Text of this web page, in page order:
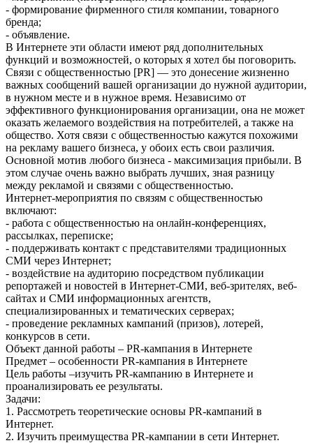
- формирование фирменного стиля компании, товарного
бренда;
- объявление.
В Интернете эти области имеют ряд дополнительных
функций и возможностей, о которых я хотел бы поговорить.
Связи с общественностью [PR] — это донесение жизненно
важных сообщений вашей организации до нужной аудитории,
в нужном месте и в нужное время. Независимо от
эффективного функционирования организации, она не может
оказать желаемого воздействия на потребителей, а также на
общество. Хотя связи с общественностью кажутся похожими
на рекламу вашего бизнеса, у обоих есть свои различия.
Основной мотив любого бизнеса - максимизация прибыли. В
этом случае очень важно выбрать лучших, зная разницу
между рекламой и связями с общественностью.
Интернет-мероприятия по связям с общественностью
включают:
- работа с общественностью на онлайн-конференциях,
рассылках, переписке;
- поддерживать контакт с представителями традиционных
СМИ через Интернет;
- воздействие на аудиторию посредством публикации
репортажей и новостей в Интернет-СМИ, веб-зрителях, веб-
сайтах и СМИ информационных агентств,
специализированных и тематических серверах;
- проведение рекламных кампаний (призов), лотерей,
конкурсов в сети.
Объект данной работы – PR-кампания в Интернете
Предмет – особенности PR-кампания в Интернете
Цель работы –изучить PR-кампанию в Интернете и
проанализировать ее результаты.
Задачи:
1. Рассмотреть теоретические основы PR-кампаний в
Интернет.
2. Изучить преимущества PR-кампании в сети Интернет.